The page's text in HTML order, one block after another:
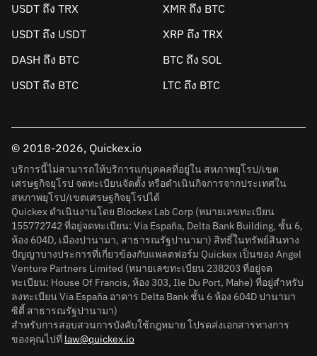
USDT ถึง TRX
XMR ถึง BTC
USDT ถึง USDT
XRP ถึง TRX
DASH ถึง BTC
BTC ถึง SOL
USDT ถึง BTC
LTC ถึง BTC
© 2018-2026, Quickex.io
บริการนี้ไม่สามารถให้บริการแก่บุคคลที่อยู่ใน สหภาพยุโรป/เขต
เศรษฐกิจยุโรป จดทะเบียนจัดตั้ง หรือดำเนินกิจการจากประเทศใน
สหภาพยุโรป/เขตเศรษฐกิจยุโรปได้
Quickex ดำเนินงานโดย Blockex Lab Corp (หมายเลขทะเบียน
155772742 ที่อยู่จดทะเบียน: Via España, Delta Bank Building, ชั้น 6,
ห้อง 604D, เมืองปานามา, สาธารณรัฐปานามา) สิทธิ์ในทรัพย์สินทาง
ปัญญาบางประการที่เกี่ยวข้องกับแพลตฟอร์ม Quickex เป็นของ Angel
Venture Partners Limited (หมายเลขทะเบียน 238203 ที่อยู่จด
ทะเบียน: House Of Francis, ห้อง 303, Ile Du Port, Mahe) ที่อยู่สำหรับ
ลงทะเบียน Via España อาคาร Delta Bank ชั้น 6 ห้อง 604D ปานามา
ซิตี้ สาธารณรัฐปานามา)
สำหรับการสอบสวนการบังคับใช้กฎหมาย โปรดส่งเอกสารทางการ
ของคุณไปที่ law@quickex.io